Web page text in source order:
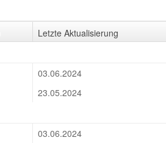
Letzte Aktualisierung
03.06.2024
23.05.2024
03.06.2024